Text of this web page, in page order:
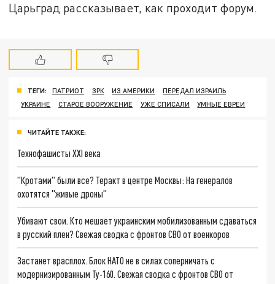
Царьград рассказывает, как проходит форум.
ТЕГИ: ПАТРИОТ ЗРК ИЗ АМЕРИКИ
ПЕРЕДАЛ ИЗРАИЛЬ
УКРАИНЕ
СТАРОЕ ВООРУЖЕНИЕ УЖЕ СПИСАЛИ УМНЫЕ ЕВРЕИ
ЧИТАЙТЕ ТАКЖЕ:
Технофашисты XXI века
"Кротами" были все? Теракт в центре Москвы: На генералов
охотятся "живые дроны"
Убивают свои. Кто мешает украинским мобилизованным сдаваться
в русский плен? Свежая сводка с фронтов СВО от военкоров
Застанет врасплох. Блок НАТО не в силах соперничать с
модернизированным Ту-160. Свежая сводка с фронтов СВО от